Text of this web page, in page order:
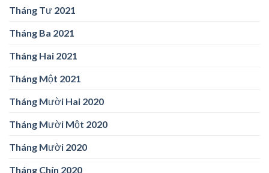
Tháng Tư 2021
Tháng Ba 2021
Tháng Hai 2021
Tháng Một 2021
Tháng Mười Hai 2020
Tháng Mười Một 2020
Tháng Mười 2020
Tháng Chín 2020